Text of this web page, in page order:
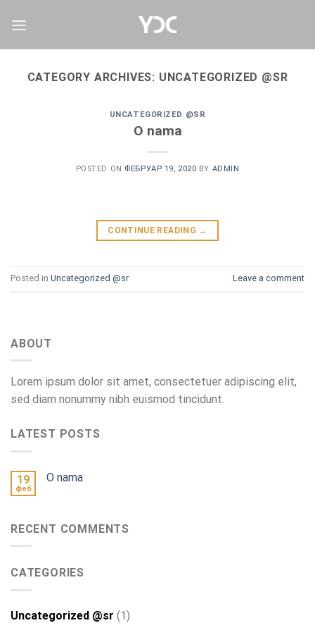
CATEGORY ARCHIVES: UNCATEGORIZED @SR
UNCATEGORIZED @SR
O nama
POSTED ON ФЕБРУАР 19, 2020 BY ADMIN
CONTINUE READING →
Posted in Uncategorized @sr Leave a comment
ABOUT
Lorem ipsum dolor sit amet, consectetuer adipiscing elit,
sed diam nonummy nibh euismod tincidunt.
LATEST POSTS
19
феб
O nama
RECENT COMMENTS
CATEGORIES
Uncategorized @sr (1)